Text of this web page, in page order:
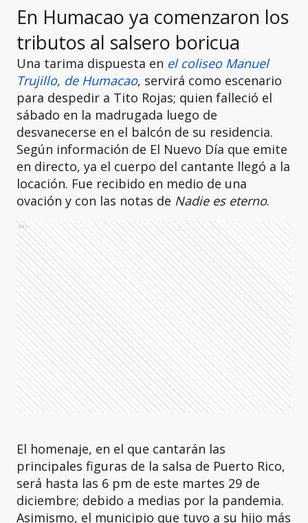
En Humacao ya comenzaron los
tributos al salsero boricua
Una tarima dispuesta en el coliseo Manuel
Trujillo, de Humacao, servirá como escenario
para despedir a Tito Rojas; quien falleció el
sábado en la madrugada luego de
desvanecerse en el balcón de su residencia.
Según información de El Nuevo Día que emite
en directo, ya el cuerpo del cantante llegó a la
locación. Fue recibido en medio de una
ovación y con las notas de Nadie es eterno.
Ads
El homenaje, en el que cantarán las
principales figuras de la salsa de Puerto Rico,
será hasta las 6 pm de este martes 29 de
diciembre; debido a medias por la pandemia.
Asimismo, el municipio que tuvo a su hijo más